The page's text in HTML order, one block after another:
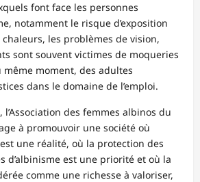
font face les personnes
notamment le risque d’exposition
les problèmes de vision,
sont souvent victimes de moqueries
même moment, des adultes
dans le domaine de l’emploi.
l’Association des femmes albinos du
à promouvoir une société où
une réalité, où la protection des
d’albinisme est une priorité et où la
comme une richesse à valoriser,